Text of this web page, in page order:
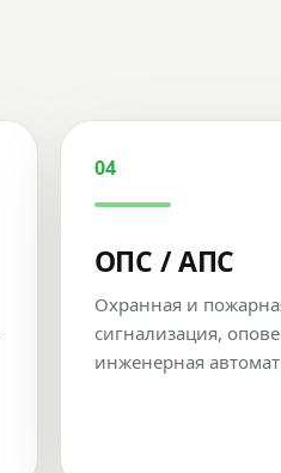
04
ОПС / АПС
Охранная и
сигнализация,
инженерная